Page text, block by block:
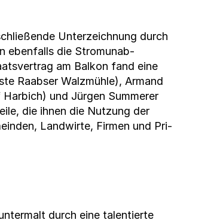
Unterze­ich­nung durch
eben­falls die Stro­munab­
am Balkon fand eine
Raab­ser Walzmüh­le), Armand
und Jür­gen Sum­mer­er
die ihnen die Nutzung der
Land­wirte, Fir­men und Pri­
durch eine tal­en­tierte